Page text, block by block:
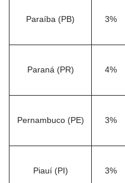
Paraíba (PB) 3%
Paraná (PR) 4%
Pernambuco (PE) 3%
Piauí (PI) 3%